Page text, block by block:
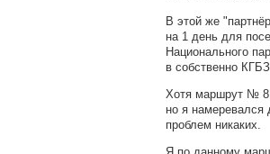
В этой же
на 1 день для
Национального
в собственно
Хотя маршрут № 8
но я намеревался
проблем никаких.